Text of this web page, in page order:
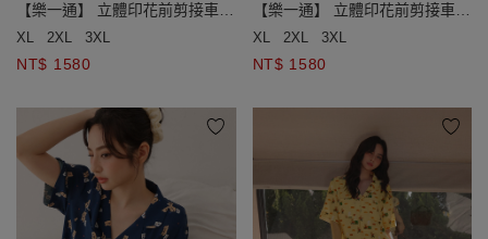
【樂一通】 立體印花前剪接車線
腰鬆緊輕薄牛仔寬褲
XL 2XL 3XL
NT$ 1580
【樂一通】 立體印花前剪接車線
腰鬆緊輕薄牛仔寬褲
XL 2XL 3XL
NT$ 1580